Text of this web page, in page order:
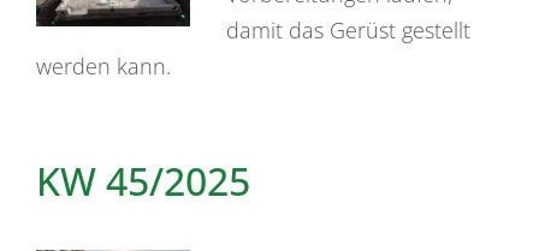
damit das Gerüst gestellt
werden kann.
KW 45/2025